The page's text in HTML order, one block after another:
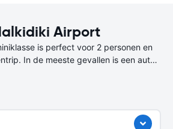
Airport
is perfect voor 2 personen en
In de meeste gevallen is een auto
en zuinigste keuze.
niet alleen 2-deurs huurauto’s
4-deurs varianten